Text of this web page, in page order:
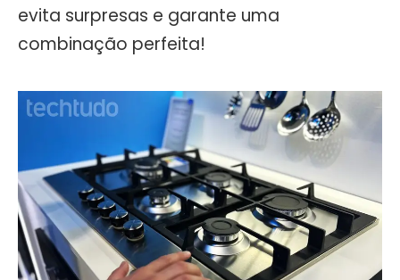
evita surpresas e garante uma
combinação perfeita!